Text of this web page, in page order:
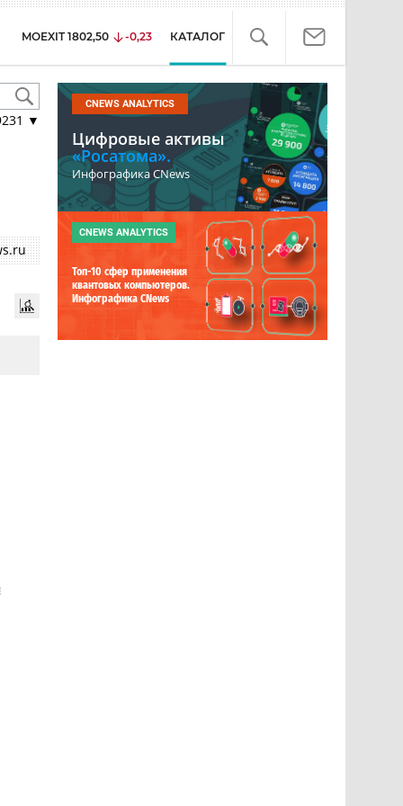
MOEXIT 1802,50 -0,23 КАТАЛОГ
▼
CNEWS ANALYTICS
Цифровые активы
«Росатома».
Инфографика CNews
CNEWS ANALYTICS
Топ-10 сфер применения
квантовых компьютеров.
Инфографика CNews